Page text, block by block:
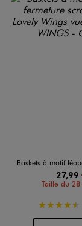
Baskets à motif léopard fermeture
27,99
Taille du
4.5/5